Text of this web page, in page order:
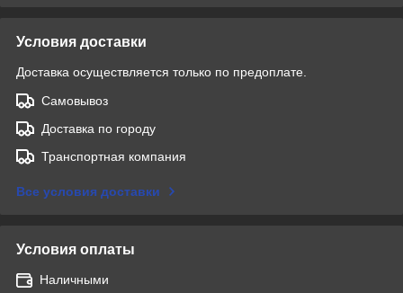
Условия доставки
Доставка осуществляется только по предоплате.
Самовывоз
Доставка по городу
Транспортная компания
Все условия доставки
Условия оплаты
Наличными